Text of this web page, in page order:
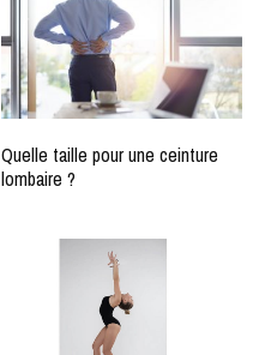
Quelle taille pour une ceinture
lombaire ?